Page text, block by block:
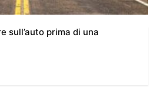
sull’auto prima di una